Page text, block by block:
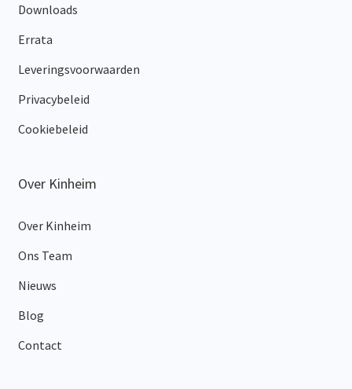
Downloads
Errata
Leveringsvoorwaarden
Privacybeleid
Cookiebeleid
Over Kinheim
Over Kinheim
Ons Team
Nieuws
Blog
Contact